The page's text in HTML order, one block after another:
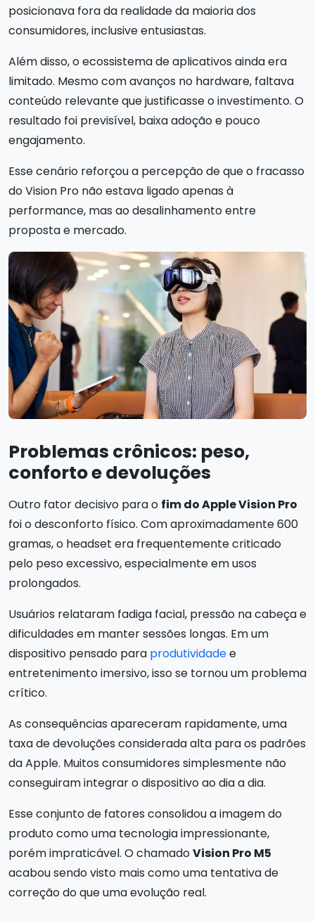
posicionava fora da realidade da maioria dos
consumidores, inclusive entusiastas.
Além disso, o ecossistema de aplicativos ainda era
limitado. Mesmo com avanços no hardware, faltava
conteúdo relevante que justificasse o investimento. O
resultado foi previsível, baixa adoção e pouco
engajamento.
Esse cenário reforçou a percepção de que o fracasso
do Vision Pro não estava ligado apenas à
performance, mas ao desalinhamento entre
proposta e mercado.
Problemas crônicos: peso,
conforto e devoluções
Outro fator decisivo para o fim do Apple Vision Pro
foi o desconforto físico. Com aproximadamente 600
gramas, o headset era frequentemente criticado
pelo peso excessivo, especialmente em usos
prolongados.
Usuários relataram fadiga facial, pressão na cabeça e
dificuldades em manter sessões longas. Em um
dispositivo pensado para produtividadee
entretenimento imersivo, isso se tornou um problema
crítico.
As consequências apareceram rapidamente, uma
taxa de devoluções considerada alta para os padrões
da Apple. Muitos consumidores simplesmente não
conseguiram integrar o dispositivo ao dia a dia.
Esse conjunto de fatores consolidou a imagem do
produto como uma tecnologia impressionante,
porém impraticável. O chamadoVision Pro M5
acabou sendo visto mais como uma tentativa de
correção do que uma evolução real.